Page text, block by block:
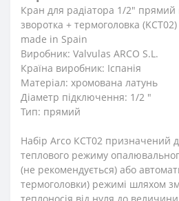
Кран для радіатора 1/2″ прямий
зворотка + термоголовка
made in Spain
Виробник: Valvulas ARCO S.L.
Країна виробник: Іспанія
Матеріал: хромована латунь
Діаметр підключення: 1/2 ″
Тип: прямий
Набір Arco КСТ02 призначений
теплового режиму
(не рекомендується) або
термоголовки) режимі шляхом